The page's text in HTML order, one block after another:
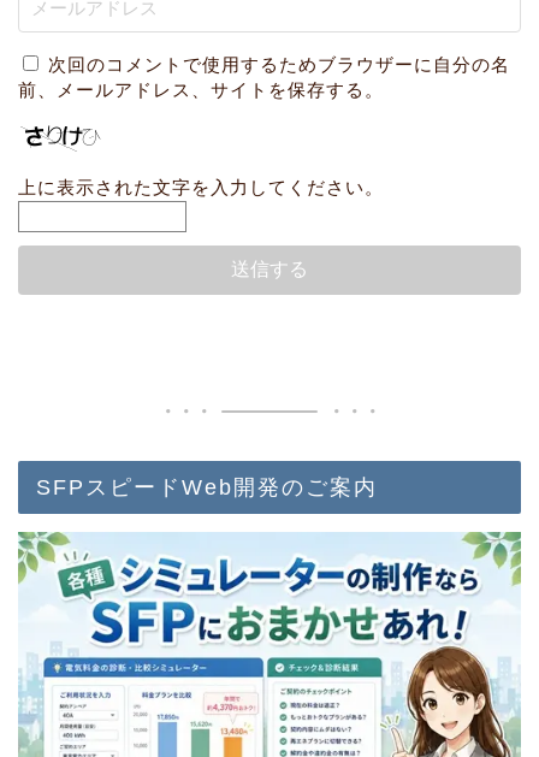
次回のコメントで使用するためブラウザーに自分の名
前、メールアドレス、サイトを保存する。
上に表示された文字を入力してください。
SFPスピードWeb開発のご案内